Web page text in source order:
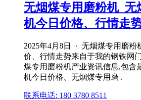
无烟煤专用磨粉机_无
机今日价格、行情走
2025年4月8日 · 无烟煤专用磨粉
价、行情走势来自于我的钢铁网
煤专用磨粉机产业资讯信息,包含
机今日价格、无烟煤专用磨 .
联系电话: 180 3780 8511